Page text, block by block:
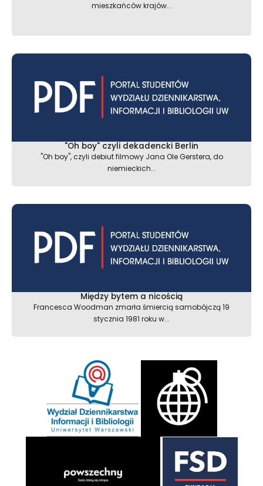
mieszkańców krajów...
"Oh boy" czyli dekadencki Berlin
"Oh boy", czyli debiut filmowy Jana Ole Gerstera, do
niemieckich...
Między bytem a nicością
Francesca Woodman zmarła śmiercią samobójczą 19
stycznia 1981 roku w...